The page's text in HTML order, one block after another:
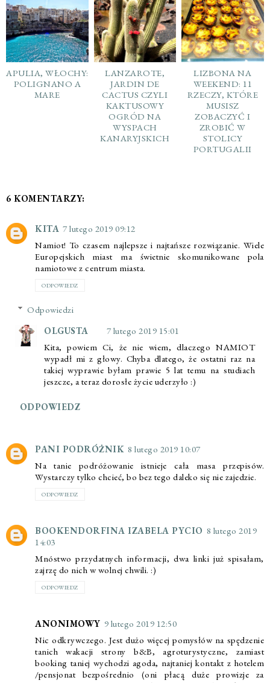
APULIA, WŁOCHY:
POLIGNANO A
MARE
LANZAROTE,
JARDIN DE
CACTUS CZYLI
KAKTUSOWY
OGRÓD NA
WYSPACH
KANARYJSKICH
LIZBONA NA
WEEKEND: 11
RZECZY, KTÓRE
MUSISZ
ZOBACZYĆ I
ZROBIĆ W
STOLICY
PORTUGALII
6 KOMENTARZY:
KITA 7 lutego 2019 09:12
Namiot! To czasem najlepsze i najtańsze rozwiązanie. Wiele
Europejskich miast ma świetnie skomunikowane pola
namiotowe z centrum miasta.
ODPOWIEDZ
Odpowiedzi
OLGUSTA
7 lutego 2019 15:01
Kita, powiem Ci, że nie wiem, dlaczego NAMIOT
wypadł mi z głowy. Chyba dlatego, że ostatni raz na
takiej wyprawie byłam prawie 5 lat temu na studiach
jeszcze, a teraz dorosłe życie uderzyło :)
ODPOWIEDZ
PANI PODRÓŻNIK 8 lutego 2019 10:07
Na tanie podróżowanie istnieje cała masa przepisów.
Wystarczy tylko chcieć, bo bez tego daleko się nie zajedzie.
ODPOWIEDZ
BOOKENDORFINA IZABELA PYCIO 8 lutego 2019
14:03
Mnóstwo przydatnych informacji, dwa linki już spisałam,
zajrzę do nich w wolnej chwili. :)
ODPOWIEDZ
ANONIMOWY 9 lutego 2019 12:50
Nic odkrywczego. Jest dużo więcej pomysłów na spędzenie
tanich wakacji strony b&B, agroturystyczne, zamiast
booking taniej wychodzi agoda, najtaniej kontakt z hotelem
/pensjonat bezpośrednio (oni płacą duże prowizje za